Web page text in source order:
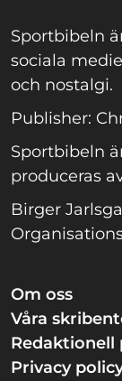
Sportbibeln
sociala
och nostalgi.
Publisher:
Sportbibeln
produceras
Birger
Om oss
Våra
Redaktionell
Privacy